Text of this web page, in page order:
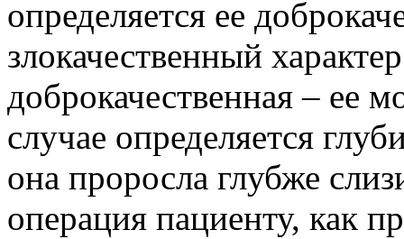
определяется ее
злокачественный
доброкачественная – ее
случае определяется
она проросла глубже
операция пациенту, как